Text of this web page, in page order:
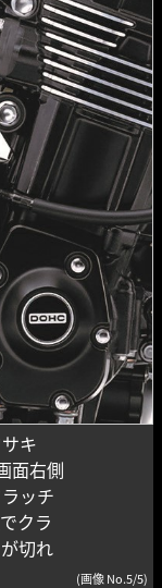
キ
面右側
ッチ
クラ
切れ
(画像 No.5/5)